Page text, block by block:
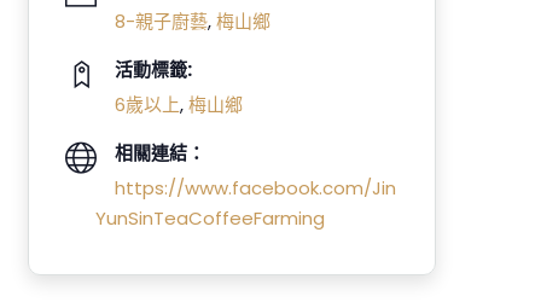
8-親子廚藝,梅山鄉
活動標籤:
6歲以上,梅山鄉
相關連結：
https://www.facebook.com/Jin
YunSinTeaCoffeeFarming